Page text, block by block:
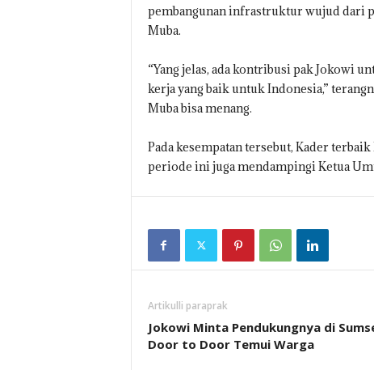
pembangunan infrastruktur wujud dari
Muba.
“Yang jelas, ada kontribusi pak Jokowi
kerja yang baik untuk Indonesia,”
Muba bisa menang.
Pada kesempatan tersebut, Kader
periode ini juga mendampingi Ketua
Artikulli paraprak
Jokowi Minta Pendukungnya di
Door to Door Temui Warga